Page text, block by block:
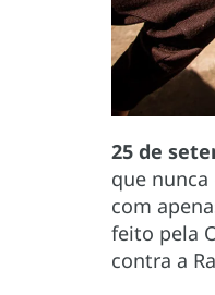
25 de
que
com
feito pela
contra a